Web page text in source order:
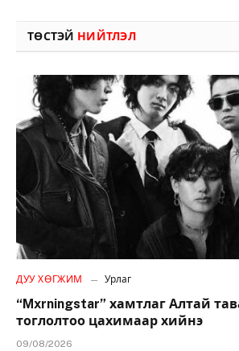
ТӨСТЭЙ НИЙТЛЭЛ
ДУУ ХӨГЖИМ Урлаг
“Mxrningstar” хамтлаг Алтай
тоглолтоо цахимаар хийнэ
09/08/2026